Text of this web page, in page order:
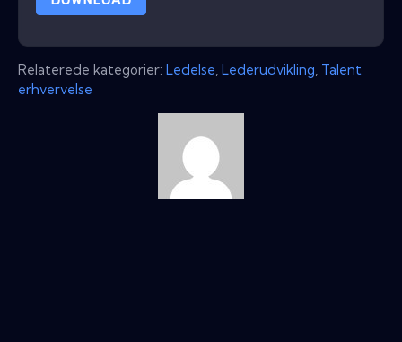
Relaterede kategorier: Ledelse Lederudvikling Talent
erhvervelse